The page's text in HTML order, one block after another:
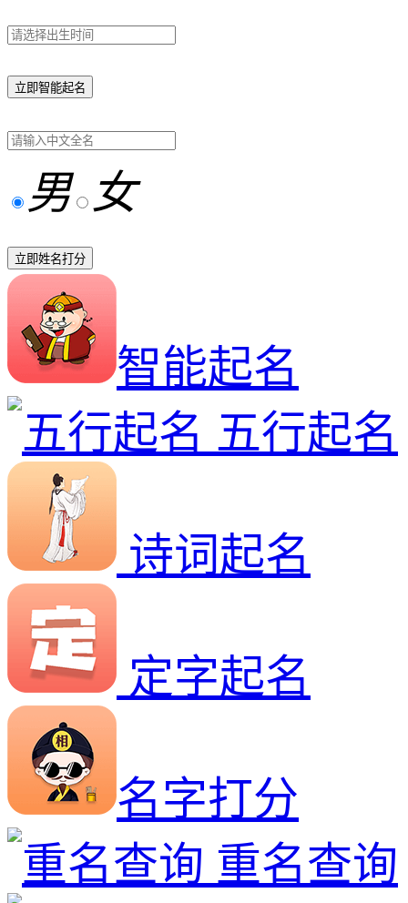
立即智能起名
男 女
立即姓名打分
智能起名
五行起名
诗词起名
定字起名
名字打分
重名查询